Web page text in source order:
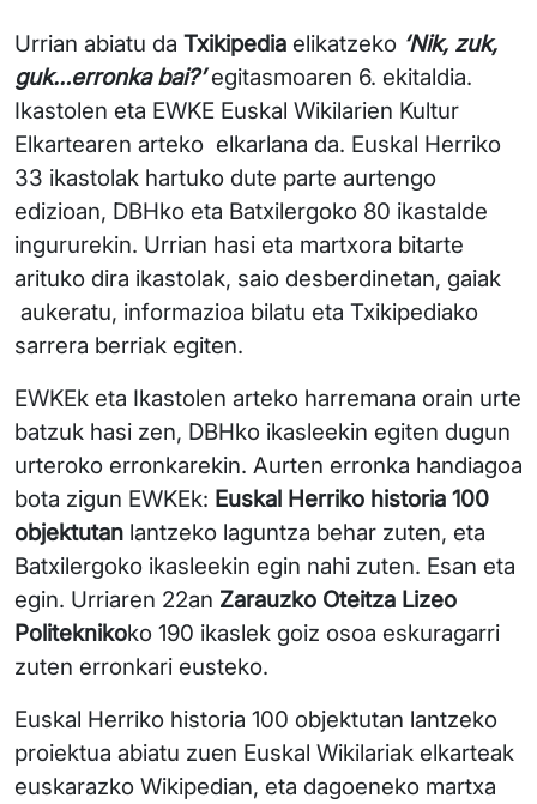
Urrian abiatu da Txikipedia elikatzeko ‘Nik, zuk,
guk…erronka bai?’egitasmoaren 6. ekitaldia.
Ikastolen eta EWKE Euskal Wikilarien Kultur
Elkartearen arteko elkarlana da. Euskal Herriko
33 ikastolak hartuko dute parte aurtengo
edizioan, DBHko eta Batxilergoko 80 ikastalde
ingururekin. Urrian hasi eta martxora bitarte
arituko dira ikastolak, saio desberdinetan, gaiak
aukeratu, informazioa bilatu eta Txikipediako
sarrera berriak egiten.
EWKEk eta Ikastolen arteko harremana orain urte
batzuk hasi zen, DBHko ikasleekin egiten dugun
urteroko erronkarekin. Aurten erronka handiagoa
bota zigun EWKEk: Euskal Herriko historia 100
objektutan lantzeko laguntza behar zuten, eta
Batxilergoko ikasleekin egin nahi zuten. Esan eta
egin. Urriaren 22an Zarauzko Oteitza Lizeo
Politeknikoko 190 ikaslek goiz osoa eskuragarri
zuten erronkari eusteko.
Euskal Herriko historia 100 objektutan lantzeko
proiektua abiatu zuen Euskal Wikilariak elkarteak
euskarazko Wikipedian, eta dagoeneko martxa